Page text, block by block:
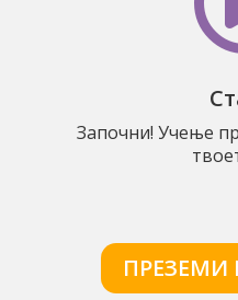
Започни! Учење
ПРЕЗЕМИ